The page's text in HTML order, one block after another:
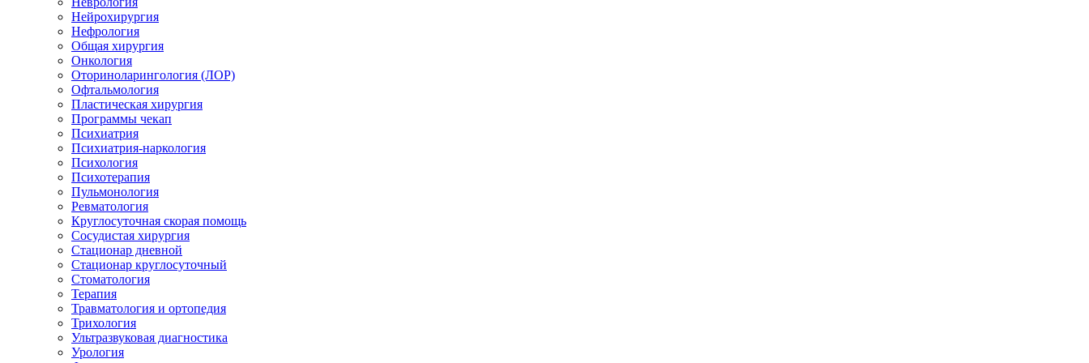
Нейрохирургия
Нефрология
Общая хирургия
Онкология
Оториноларингология (ЛОР)
Офтальмология
Пластическая хирургия
Программы чекап
Психиатрия
Психиатрия-наркология
Психология
Психотерапия
Пульмонология
Ревматология
Круглосуточная скорая помощь
Сосудистая хирургия
Стационар дневной
Стационар круглосуточный
Стоматология
Терапия
Травматология и ортопедия
Трихология
Ультразвуковая диагностика
Урология